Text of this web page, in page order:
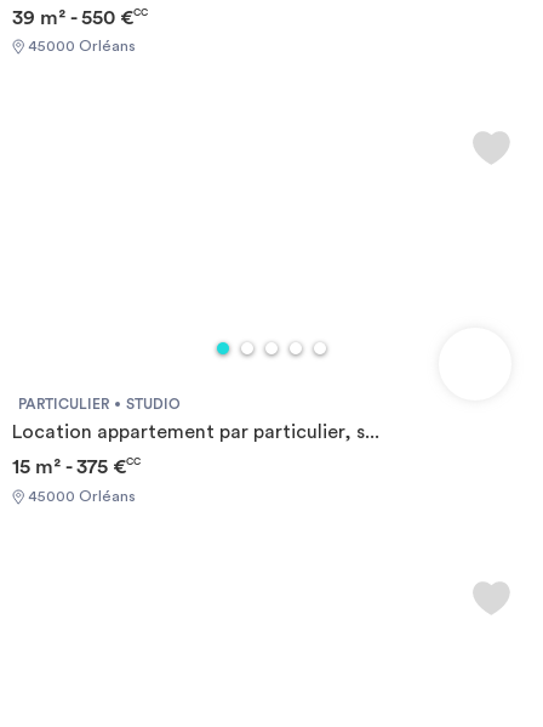
39 m² - 550 €CC
45000 Orléans
PARTICULIER STUDIO
Location appartement par particulier, s...
15 m² - 375 €CC
45000 Orléans